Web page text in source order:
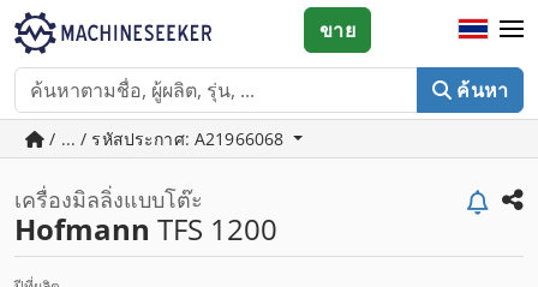
ค้นหา
ขาย
/ ... / รหัสประกาศ: A21966068
เครื่องมิลลิ่งแบบโต๊ะ
Hofmann TFS 1200